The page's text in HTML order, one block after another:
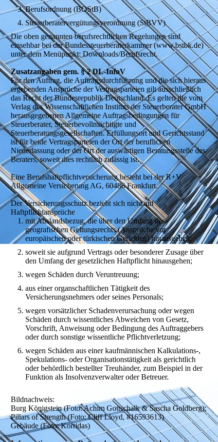
Berufsordnung (BOStB)
Steuerberatervergütungsverordnung (StBVV)
Die oben genannten berufsrechtlichen Regelungen sind
einsehbar bei der Bundessteuerberaterkammer (www.bstbk.de)
unter dem Menüpunkt: Downloads/Berufsrecht.
Zusatzangaben gem. § 2 DL-InfoV
Für den Auftrag, die Auftragsdurchführung und die sich hieraus
ergebenden Ansprüche der Vertragsparteien gilt ausschließlich
das Recht der Bundesrepublik Deutschland. Es gelten die vom
Verlag des Wissenschaftlichen Instituts der Steuerberater GmbH
herausgegebenen Allgemeine Auftragsbedingungen für
Steuerberater, Steuerbevollmächtigte und
Steuerberatungsgesellschaften. Erfüllungsort und Gerichtsstand
ist für beide Vertragsparteien der Ort der beruflichen
Niederlassung oder der Ort der auswärtigen Beratungsstelle des
Beraters, soweit dies rechtlich zulässig ist.
Eine Berufshaftpflichtversicherung besteht bei der R+V
Allgemeine Versicherung AG, 60486 Frankfurt.
Der Versicherungsschutz bezieht sich nicht auf
Haftpflichtansprüche
mit Auslandsbezug, die über den Umfang des
geografischen Geltungsrechts (Ansprüche vor
europäischen oder türkischen Gerichten) hinausgehen;
soweit sie aufgrund Vertrags oder besonderer Zusage über
den Umfang der gesetzlichen Haftpflicht hinausgehen;
wegen Schäden durch Veruntreuung;
aus einer organschaftlichen Tätigkeit des
Versicherungsnehmers oder seines Personals;
wegen vorsätzlicher Schadenverursachung oder wegen
Schäden durch wissentliches Abweichen von Gesetz,
Vorschrift, Anweisung oder Bedingung des Auftraggebers
oder durch sonstige wissentliche Pflichtverletzung;
wegen Schäden aus einer kaufmännischen Kalkulations-,
Spekulations- oder Organisationstätigkeit als gerichtlich
oder behördlich bestellter Treuhänder, zum Beispiel in der
Funktion als Insolvenzverwalter oder Betreuer.
Bildnachweis:
Burg Königstein (Foto: Achim Gottschalk & Sascha Goldberg);
Pillars of Strength (Foto: Cliff Lloyd, #16593613)
Gebäude (Foto: Korridas)